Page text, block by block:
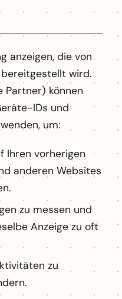
anzeigen, die von
wird.
Partner) können
IDs und
um:
Ihren vorherigen
anderen Websites
zu messen und
Anzeige zu oft
zu